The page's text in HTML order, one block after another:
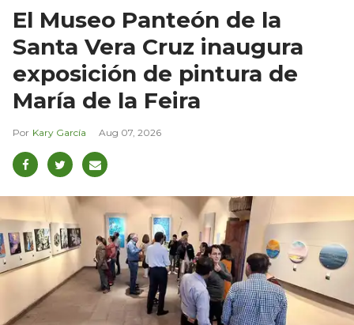
El Museo Panteón de la
Santa Vera Cruz inaugura
exposición de pintura de
María de la Feira
Kary García Aug 07, 2026